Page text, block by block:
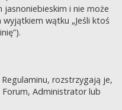
i nie może
wątku „Jeśli ktoś
rozstrzygają je,
Administrator lub